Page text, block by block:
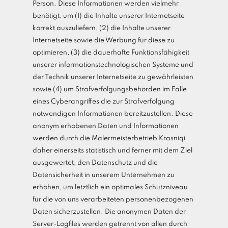
Person. Diese Informationen werden vielmehr
benötigt, um (1) die Inhalte unserer Internetseite
korrekt auszuliefern, (2) die Inhalte unserer
Internetseite sowie die Werbung für diese zu
optimieren, (3) die dauerhafte Funktionsfähigkeit
unserer informationstechnologischen Systeme und
der Technik unserer Internetseite zu gewährleisten
sowie (4) um Strafverfolgungsbehörden im Falle
eines Cyberangriffes die zur Strafverfolgung
notwendigen Informationen bereitzustellen. Diese
anonym erhobenen Daten und Informationen
werden durch die Malermeisterbetrieb Krasniqi
daher einerseits statistisch und ferner mit dem Ziel
ausgewertet, den Datenschutz und die
Datensicherheit in unserem Unternehmen zu
erhöhen, um letztlich ein optimales Schutzniveau
für die von uns verarbeiteten personenbezogenen
Daten sicherzustellen. Die anonymen Daten der
Server-Logfiles werden getrennt von allen durch